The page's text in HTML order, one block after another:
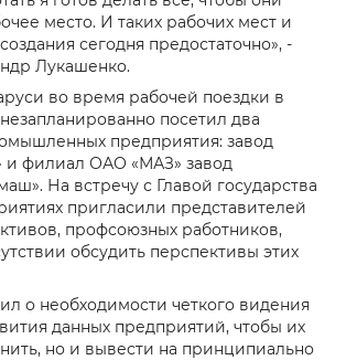
место. И таких рабочих мест и
сегодня предостаточно», -
Лукашенко.
во время рабочей поездки в
посетил два
предприятия: завод
и филиал ОАО «МАЗ» завод
На встречу с Главой государства
пригласили представителей
профсоюзных работников,
обсудить перспективы этих
о необходимости четкого видения
данных предприятий, чтобы их
но и вывести на принципиально